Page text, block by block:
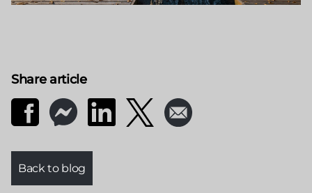
Share article
Back to blog